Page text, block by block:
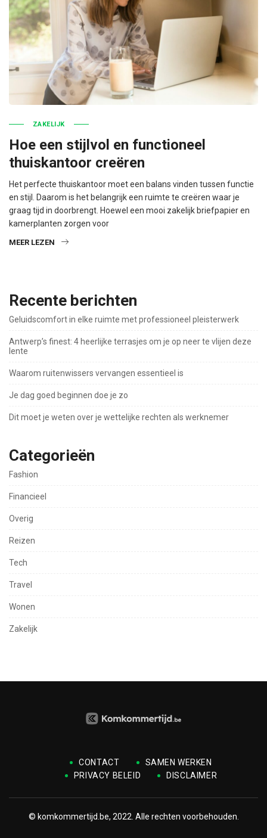
ZAKELIJK
Hoe een stijlvol en functioneel
thuiskantoor creëren
Het perfecte thuiskantoor moet een balans vinden tussen functie
en stijl. Daarom is het belangrijk een ruimte te creëren waar je
graag tijd in doorbrengt. Hoewel een mooi zakelijk briefpapier en
kamerplanten zorgen voor
MEER LEZEN
Recente berichten
Geluidscomfort in elke ruimte met professioneel pleisterwerk
Antwerp’s finest: 4 heerlijke terrasjes om je op neer te vlijen deze
lente
Waarom ruitenwissers vervangen essentieel is
Je dag goed beginnen doe je zo
Dit moet je weten over je wettelijke rechten als werknemer
Categorieën
Fashion
Financieel
Overig
Reizen
Tech
Travel
Wonen
Zakelijk
CONTACT
SAMEN WERKEN
PRIVACY BELEID
DISCLAIMER
© komkommertijd.be, 2022. Alle rechten voorbehouden.